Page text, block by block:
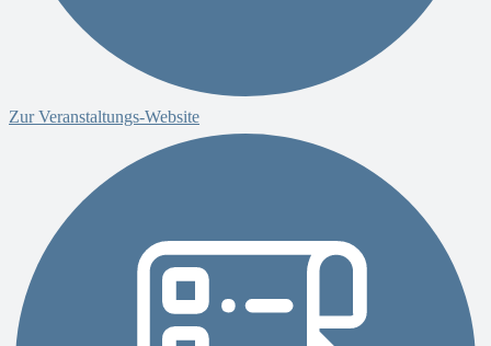
Zur Veranstaltungs-Website